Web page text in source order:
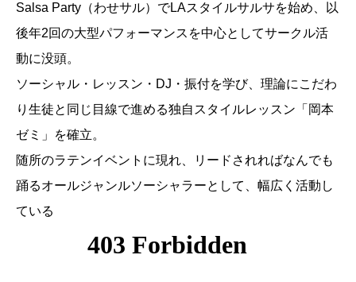
Salsa Party（わせサル）でLAスタイルサルサを始め、以
後年2回の大型パフォーマンスを中心としてサークル活
動に没頭。
ソーシャル・レッスン・DJ・振付を学び、理論にこだわ
り生徒と同じ目線で進める独自スタイルレッスン「岡本
ゼミ」を確立。
随所のラテンイベントに現れ、リードされればなんでも
踊るオールジャンルソーシャラーとして、幅広く活動し
ている